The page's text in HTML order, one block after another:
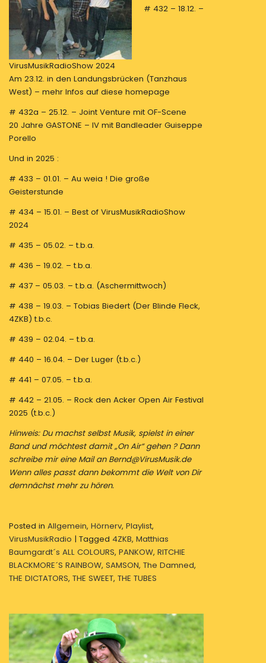
# 432 – 18.12. –
VirusMusikRadioShow 2024
Am 23.12. in den Landungsbrücken (Tanzhaus
West) – mehr Infos auf diese homepage
# 432a – 25.12. – Joint Venture mit OF-Scene
20 Jahre GASTONE – IV mit Bandleader Guiseppe
Porello
Und in 2025 :
# 433 – 01.01. – Au weia ! Die große
Geisterstunde
# 434 – 15.01. – Best of VirusMusikRadioShow
2024
# 435 – 05.02. – t.b.a.
# 436 – 19.02. – t.b.a.
# 437 – 05.03. – t.b.a. (Aschermittwoch)
# 438 – 19.03. – Tobias Biedert (Der Blinde Fleck,
4ZKB) t.b.c.
# 439 – 02.04. – t.b.a.
# 440 – 16.04. – Der Luger (t.b.c.)
# 441 – 07.05. – t.b.a.
# 442 – 21.05. – Rock den Acker Open Air Festival
2025 (t.b.c.)
Hinweis: Du machst selbst Musik, spielst in einer
Band und möchtest damit „On Air“ gehen ? Dann
schreibe mir eine Mail an Bernd@VirusMusik.de
Wenn alles passt dann bekommt die Welt von Dir
demnächst mehr zu hören.
Posted in Allgemein, Hörnerv, Playlist,
VirusMusikRadio | Tagged 4ZKB, Matthias
Baumgardt´s ALL COLOURS, PANKOW, RITCHIE
BLACKMORE´S RAINBOW, SAMSON, The Damned,
THE DICTATORS, THE SWEET, THE TUBES